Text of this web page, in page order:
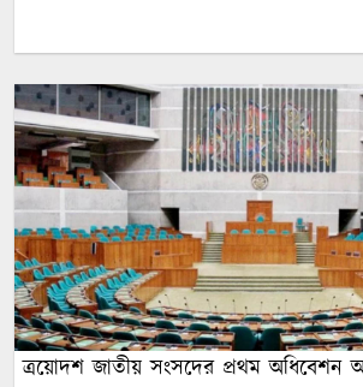
ত্রয়োদশ জাতীয় সংসদের প্রথম অধিবেশন